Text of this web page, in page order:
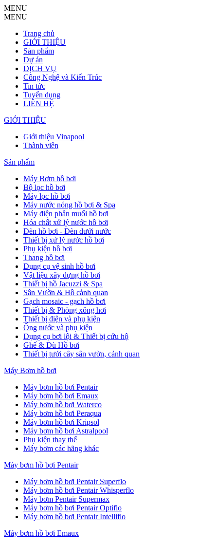
MENU
MENU
Trang chủ
GIỚI THIỆU
Sản phẩm
Dự án
DỊCH VỤ
Công Nghệ và Kiến Trúc
Tin tức
Tuyển dụng
LIÊN HỆ
GIỚI THIỆU
Giới thiệu Vinapool
Thành viên
Sản phẩm
Máy Bơm hồ bơi
Bộ lọc hồ bơi
Máy lọc hồ bơi
Máy nước nóng hồ bơi & Spa
Máy điện phân muối hồ bơi
Hóa chất xử lý nước hồ bơi
Đèn hồ bơi - Đèn dưới nước
Thiết bị xử lý nước hồ bơi
Phụ kiện hồ bơi
Thang hồ bơi
Dụng cụ vệ sinh hồ bơi
Vật liệu xây dựng hồ bơi
Thiết bị hồ Jacuzzi & Spa
Sân Vườn & Hồ cảnh quan
Gạch mosaic - gạch hồ bơi
Thiết bị & Phòng xông hơi
Thiết bị điện và phụ kiện
Ống nước và phụ kiện
Dụng cụ bơi lội & Thiết bị cứu hộ
Ghế & Dù Hồ bơi
Thiết bị tưới cây sân vườn, cảnh quan
Máy Bơm hồ bơi
Máy bơm hồ bơi Pentair
Máy bơm hồ bơi Emaux
Máy bơm hồ bơi Waterco
Máy bơm hồ bơi Peraqua
Máy bơm hồ bơi Kripsol
Máy bơm hồ bơi Astralpool
Phụ kiện thay thế
Máy bơm các hãng khác
Máy bơm hồ bơi Pentair
Máy bơm hồ bơi Pentair Superflo
Máy bơm hồ bơi Pentair Whisperflo
Máy bơm Pentair Supermax
Máy bơm hồ bơi Pentair Optiflo
Máy bơm hồ bơi Pentair Intelliflo
Máy bơm hồ bơi Emaux